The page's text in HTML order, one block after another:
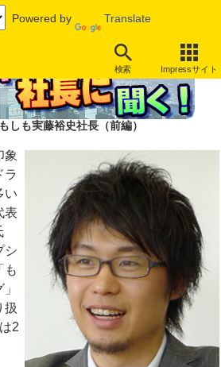
Powered by Translate
検索 Impressサイト
しも実藤裕史社長（前編）
象
ラ
い
表
シ
も
扱
2